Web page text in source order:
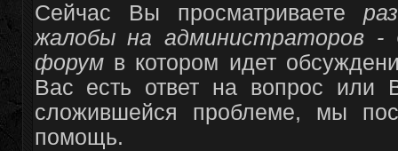
Сейчас Вы просматриваете
жалобы на администраторов -
форумв котором идет
Вас есть ответ на вопрос
сложившейся проблеме, мы
помощь.